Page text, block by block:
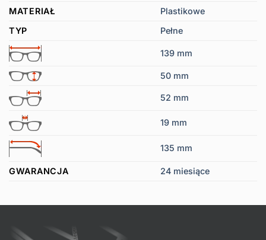
MATERIAŁ
Plastikowe
TYP
Pełne
139 mm
50 mm
52 mm
19 mm
135 mm
GWARANCJA 24 miesiące